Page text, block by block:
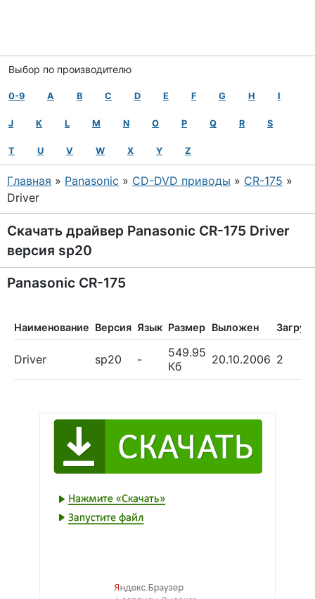
Выбор по производителю
0-9 A B C D E F G H I
J K L M N O P Q R S
T U V W X Y Z
Главная » Panasonic » CD-DVD приводы » CR-175 »
Driver
Скачать драйвер Panasonic CR-175 Driver
версия sp20
Panasonic CR-175
Наименование Версия Язык Размер Выложен
Driver sp20 -
549.95
Кб
20.10.2006 2